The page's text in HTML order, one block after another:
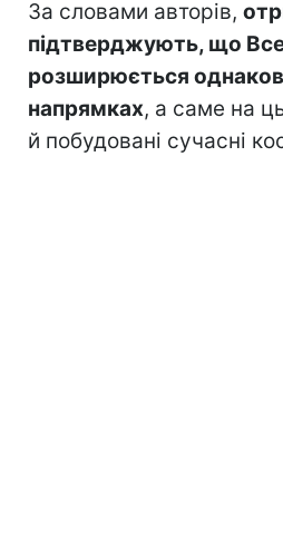
За словами авторів,
підтверджують, що
розширюється
напрямках, а саме на
й побудовані сучасні